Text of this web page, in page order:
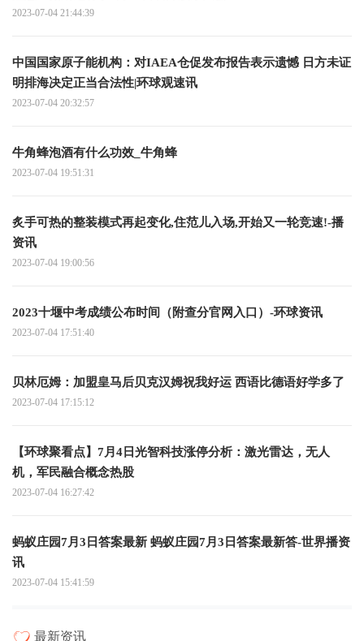
2023-07-04 21:44:39
中国国家原子能机构：对IAEA仓促发布报告表示遗憾 日方未证
明排海决定正当合法性|环球观速讯
2023-07-04 20:32:57
牛角蜂泡酒有什么功效_牛角蜂
2023-07-04 19:51:31
炙手可热的整装模式再起变化,住范儿入场,开始又一轮竞速!-播
资讯
2023-07-04 19:00:56
2023十堰中考成绩公布时间（附查分官网入口）-环球资讯
2023-07-04 17:51:40
贝林厄姆：加盟皇马后贝克汉姆祝我好运 西语比德语好学多了
2023-07-04 17:15:12
【环球聚看点】7月4日光智科技涨停分析：激光雷达，无人
机，军民融合概念热股
2023-07-04 16:27:42
蚂蚁庄园7月3日答案最新 蚂蚁庄园7月3日答案最新答-世界播资
讯
2023-07-04 15:41:59
最新资讯